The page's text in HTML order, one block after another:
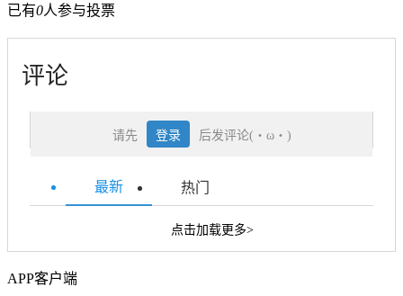
已有0人参与投票
评论
请先 登录 后发评论(・ω・)
最新 热门
点击加载更多>
APP客户端